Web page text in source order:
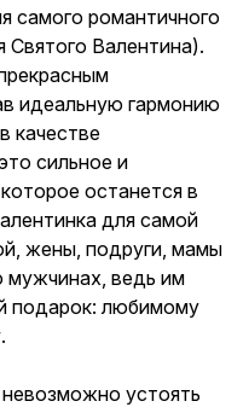
самого романтичного
Валентина).
идеальную гармонию
качестве
сильное и
останется в
для самой
жены, подруги, мамы
мужчинах, ведь им
подарок: любимому
устоять